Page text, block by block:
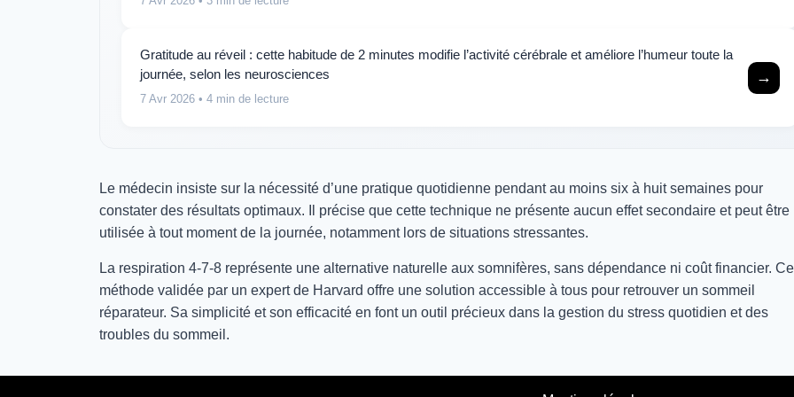
Gratitude au réveil : cette habitude de 2 minutes modifie l’activité cérébrale et améliore l’humeur toute la
journée, selon les neurosciences
7 Avr 2026 • 4 min de lecture
→
Le médecin insiste sur la nécessité d’une pratique quotidienne pendant au moins six à huit semaines pour
constater des résultats optimaux. Il précise que cette technique ne présente aucun effet secondaire et peut être
utilisée à tout moment de la journée, notamment lors de situations stressantes.
La respiration 4-7-8 représente une alternative naturelle aux somnifères, sans dépendance ni coût financier.
méthode validée par un expert de Harvard offre une solution accessible à tous pour retrouver un sommeil
réparateur. Sa simplicité et son efficacité en font un outil précieux dans la gestion du stress quotidien et des
troubles du sommeil.